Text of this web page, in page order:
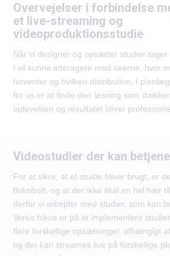
Overvejelser i forbindelse
et live-streaming og
videoproduktionsstudie
Når vi designer og opsætter studier tager
I vil kunne interagere med seerne, hvor
forventer og hvilken distribution, I
for os er at finde den løsning som
oplevelsen og resultatet bliver
Videostudier der kan
For at sikre, at et studie bliver brugt, er
fleksibelt, og at der ikke skal en hel hær
derfor vi arbejder med studier, som kan
Vores fokus er på at implementere
flere forskellige opsætninger, afhængigt
og der kan streames live på forskellige